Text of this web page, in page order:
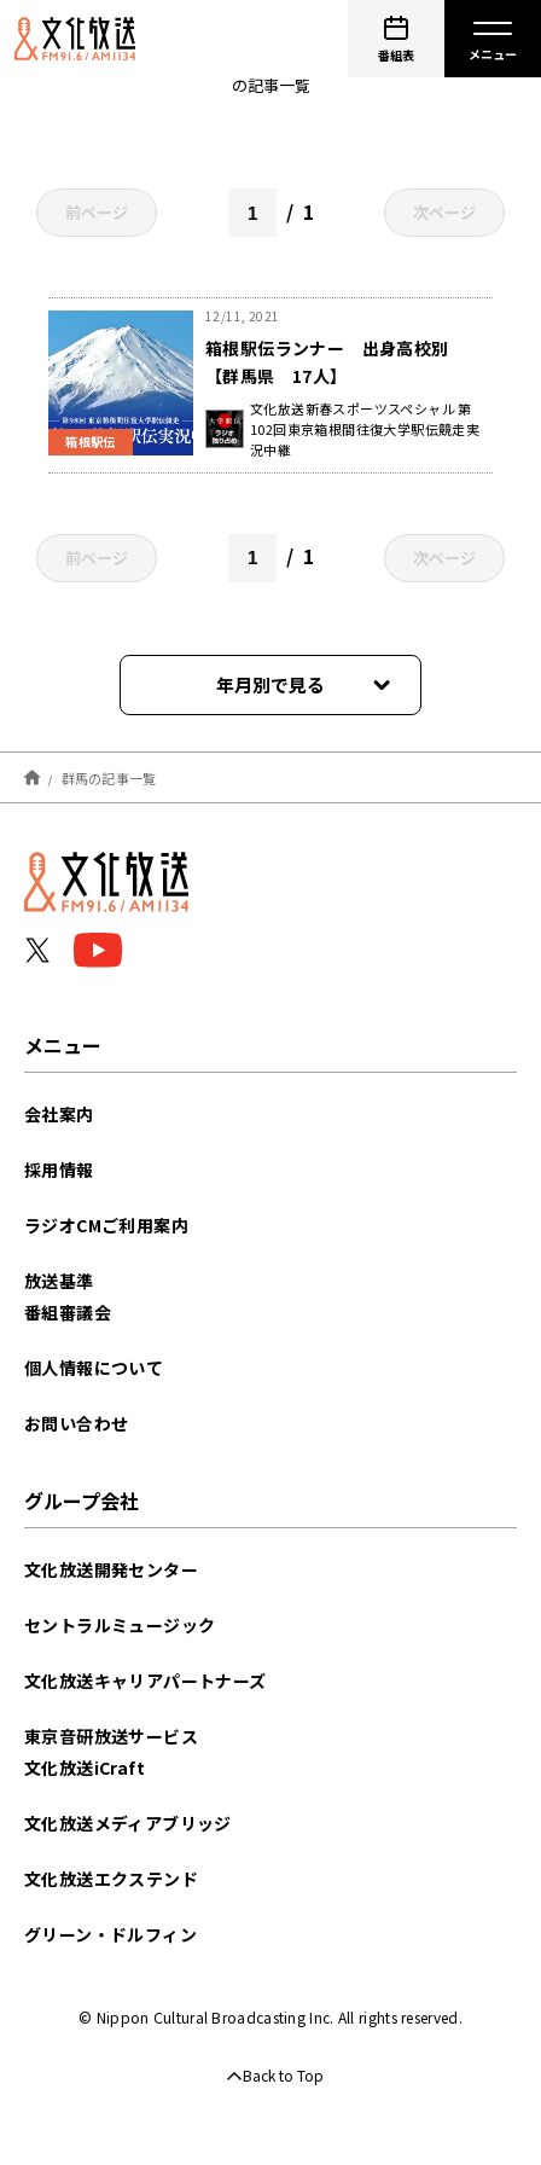
番組表
の記事一覧
前ページ 1 次ページ
箱根駅伝
12/11, 2021
箱根駅伝ランナー 出身高校別
【群馬県 17人】
文化放送新春スポーツスペシャル 第
102回東京箱根間往復大学駅伝競走実
況中継
前ページ 1 次ページ
年月別で見る
2026年04月
2025年12月
2024年12月
群馬の記事一覧
メニュー
会社案内
採用情報
ラジオCMご利用案内
放送基準
番組審議会
個人情報について
お問い合わせ
グループ会社
文化放送開発センター
セントラルミュージック
文化放送キャリアパートナーズ
東京音研放送サービス
文化放送iCraft
文化放送メディアブリッジ
文化放送エクステンド
グリーン・ドルフィン
© Nippon Cultural Broadcasting Inc. All rights reserved.
Back to Top